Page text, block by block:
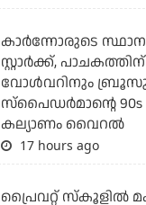
കാര്‍ന്നോരുടെ
സ്റ്റാര്‍ക്ക്, പാചകത്തിന്
വോള്‍വറിനും
സ്‌പൈഡര്‍മാന്റെ
കല്യാണം വൈറല്‍
17 hours ago
പ്രൈവറ്റ് സ്‌കൂളില്‍